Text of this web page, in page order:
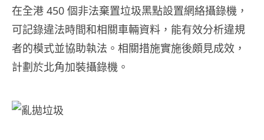
在全港 450 個非法棄置垃圾黑點設置網絡攝錄機，
可記錄違法時間和相關車輛資料，能有效分析違規
者的模式並協助執法。相關措施實施後頗見成效，
計劃於北角加裝攝錄機。